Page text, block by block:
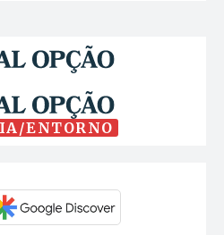
ENTORNO